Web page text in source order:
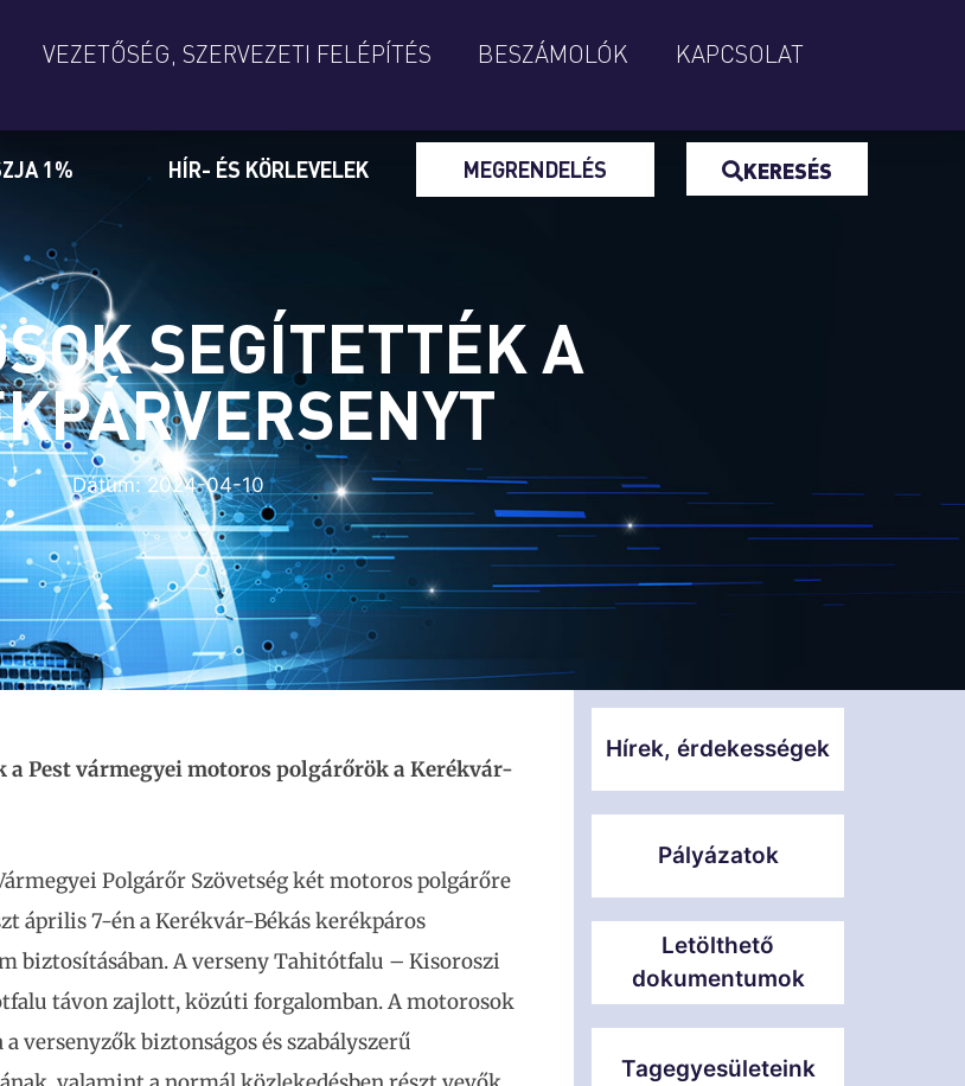
VEZETŐSÉG, SZERVEZETI FELÉPÍTÉS BESZÁMOLÓK KAPCSOLAT
1% HÍR- ÉS KÖRLEVELEK MEGRENDELÉS KERESÉS
SEGÍTETTÉK A
Dátum:2024-04-10
Pest vármegyei motoros polgárőrök a Kerékvár-
Polgárőr Szövetség két motoros polgárőre
április 7-én a Kerékvár-Békás kerékpáros
biztosításában. A verseny Tahitótfalu – Kisoroszi
távon zajlott, közúti forgalomban. A motorosok
a versenyzők biztonságos és szabályszerű
Hírek, érdekességek
Pályázatok
Letölthető
dokumentumok
Tagegyesületeink